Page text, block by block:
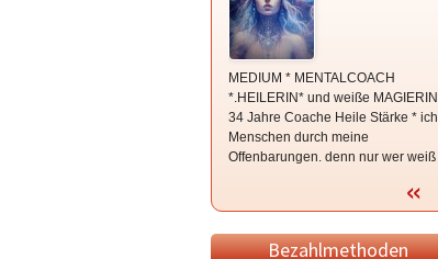
MEDIUM * MENTALCOACH
*.HEILERIN* und weiße MAGIERIN
34 Jahre Coache Heile Stärke * ich
Menschen durch meine
Offenbarungen. denn nur wer weiß
Bezahlmethoden